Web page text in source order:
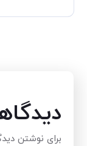
برای نوشتن